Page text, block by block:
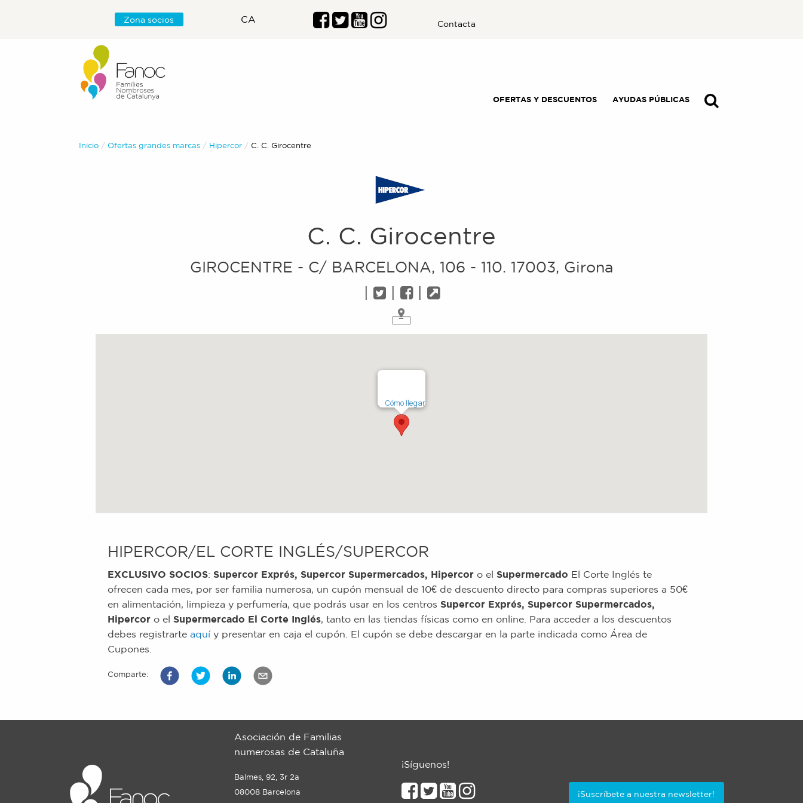
Zona socios CA Contacta
OFERTAS Y DESCUENTOS AYUDAS PÚBLICAS
Inicio Ofertas grandes marcas Hipercor Actual:
C. C. Girocentre
C. C. Girocentre
GIROCENTRE - C/ BARCELONA, 106 - 110. 17003, Girona
Cómo llegar
HIPERCOR/EL CORTE INGLÉS/SUPERCOR
EXCLUSIVO SOCIOS: Supercor Exprés, Supercor Supermercados, Hipercor o el Supermercado El Corte Inglés te
ofrecen cada mes, por ser familia numerosa, un cupón mensual de 10€ de descuento directo para compras superiores a 50€
en alimentación, limpieza y perfumería, que podrás usar en los centros Supercor Exprés, Supercor Supermercados,
Hipercor o el Supermercado El Corte Inglés, tanto en las tiendas físicas como en online. Para acceder a los descuentos
debes registrarte aquíy presentar en caja el cupón. El cupón se debe descargar en la parte indicada como Área de
Cupones.
Comparte:
Asociación de Familias
numerosas de Cataluña
Balmes, 92, 3r 2a
08008 Barcelona
¡Síguenos!
¡Suscríbete a nuestra newsletter!